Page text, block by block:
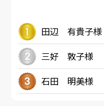
田辺 有貴子様
三好 敦子様
石田 明美様